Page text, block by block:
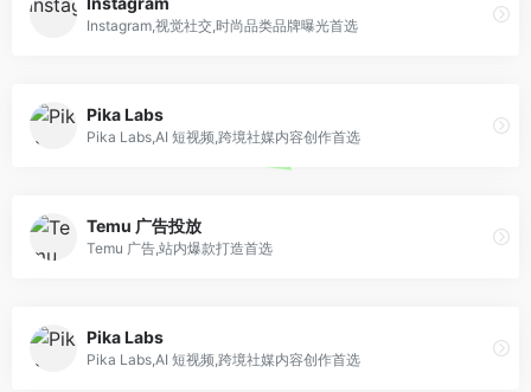
Instagram,视觉社交,时尚品类品牌曝光首选
Pika Labs
Pika Labs,AI 短视频,跨境社媒内容创作首选
Temu 广告投放
Temu 广告,站内爆款打造首选
Pika Labs
Pika Labs,AI 短视频,跨境社媒内容创作首选